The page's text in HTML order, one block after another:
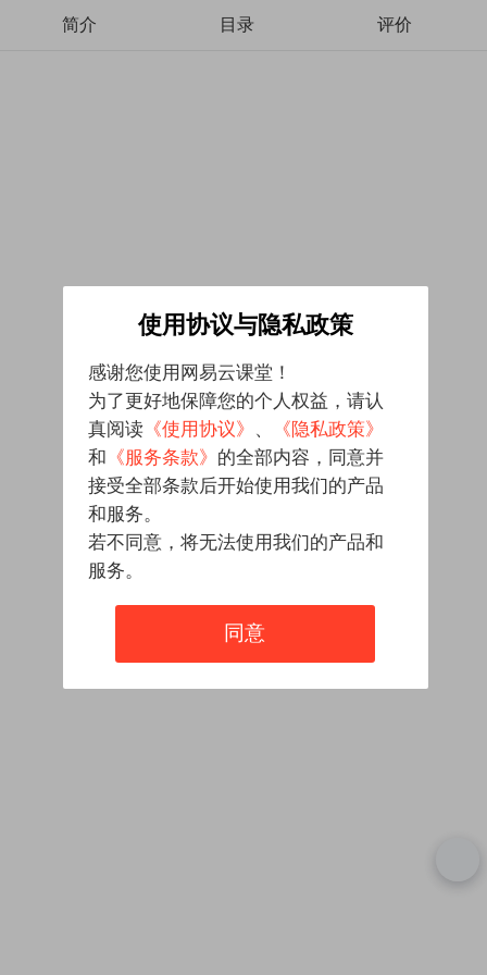
简介 目录 评价
使用协议与隐私政策
感谢您使用网易云课堂！
为了更好地保障您的个人权益，请认
真阅读 《使用协议》 、
《隐私政策》
和 《服务条款》 的全部内容，同意并
接受全部条款后开始使用我们的产品
和服务。
若不同意，将无法使用我们的产品和
服务。
同意